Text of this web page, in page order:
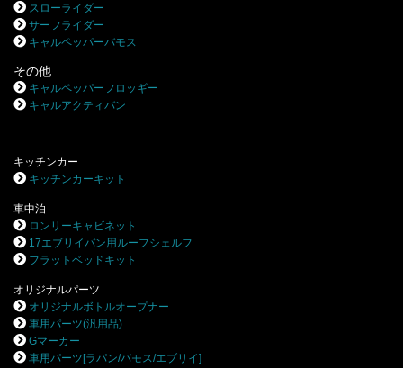
スローライダー
サーフライダー
キャルペッパーバモス
その他
キャルペッパーフロッギー
キャルアクティバン
キッチンカー
キッチンカーキット
車中泊
ロンリーキャビネット
17エブリイバン用ルーフシェルフ
フラットベッドキット
オリジナルパーツ
オリジナルボトルオープナー
車用パーツ(汎用品)
Gマーカー
車用パーツ[ラパン/バモス/エブリイ]